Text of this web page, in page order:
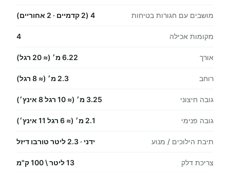
מושבים עם חגורות בטיחות 4 (2 קדמיים · 2 אחוריים)
מקומות אכילה 4
אורך 6.22 מ׳ (≈ 20 רגל)
רוחב 2.3 מ׳ (≈ 8 רגל)
גובה חיצוני 3.25 מ׳ (≈ 10 רגל 8 אינץ׳)
גובה פנימי 2.1 מ׳ (≈ 6 רגל 11 אינץ׳)
תיבת הילוכים / מנוע ידני · 2.3 ליטר טורבו דיזל
צריכת דלק 13 ליטר \ 100 ק"מ